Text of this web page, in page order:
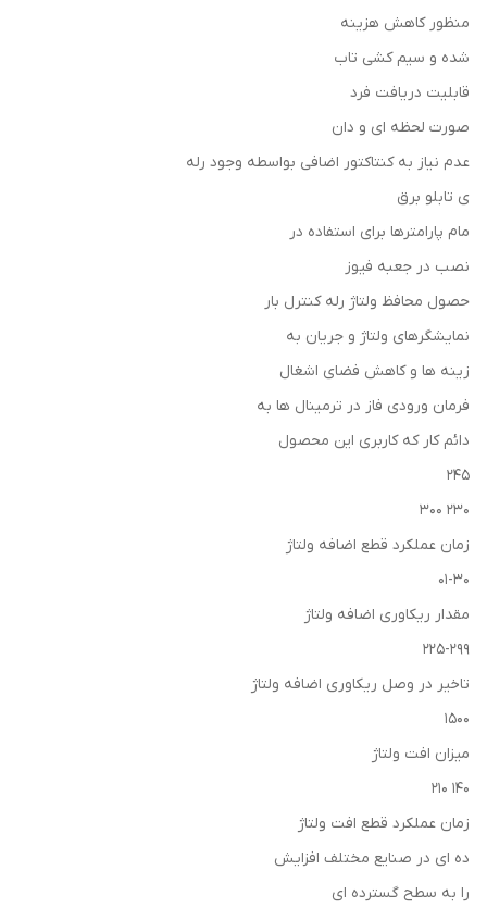
منظور کاهش هزینه
شده و سیم کشی تاب
قابلیت دریافت فرد
صورت لحظه ای و دان
عدم نیاز به کنتاکتور اضافی بواسطه وجود رله
ی تابلو برق
مام پارامترها برای استفاده در
نصب در جعبه فیوز
حصول محافظ ولتاژ رله کنترل بار
نمایشگرهای ولتاژ و جریان به
زینه ها و کاهش فضای اشغال
فرمان ورودی فاز در ترمینال ها به
دائم کار که کاربری این محصول
245
230 300
زمان عملکرد قطع اضافه ولتاژ
01-30
مقدار ریکاوری اضافه ولتاژ
225-299
تاخیر در وصل ریکاوری اضافه ولتاژ
1500
میزان افت ولتاژ
140 210
زمان عملکرد قطع افت ولتاژ
ده ای در صنایع مختلف افزایش
را به سطح گسترده ای